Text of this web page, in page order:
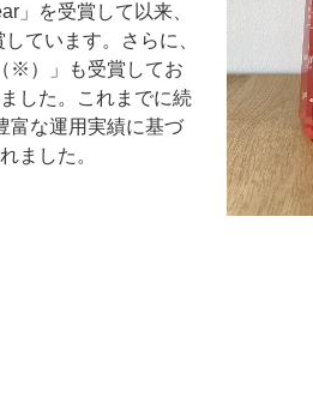
」を受賞して以来、
ています。さらに、
※）」も受賞してお
した。これまでに続
富な運用実績に基づ
ました。